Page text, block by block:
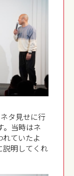
タ見せに行
。当時はネ
れていたよ
説明してくれ